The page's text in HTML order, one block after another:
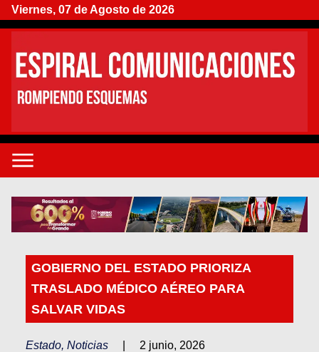
Viernes, 07 de Agosto de 2026
GOBIERNO DEL ESTADO PRIORIZA
TRASLADO MÉDICO AÉREO PARA
SALVAR VIDAS
Estado, Noticias 2 junio, 2026